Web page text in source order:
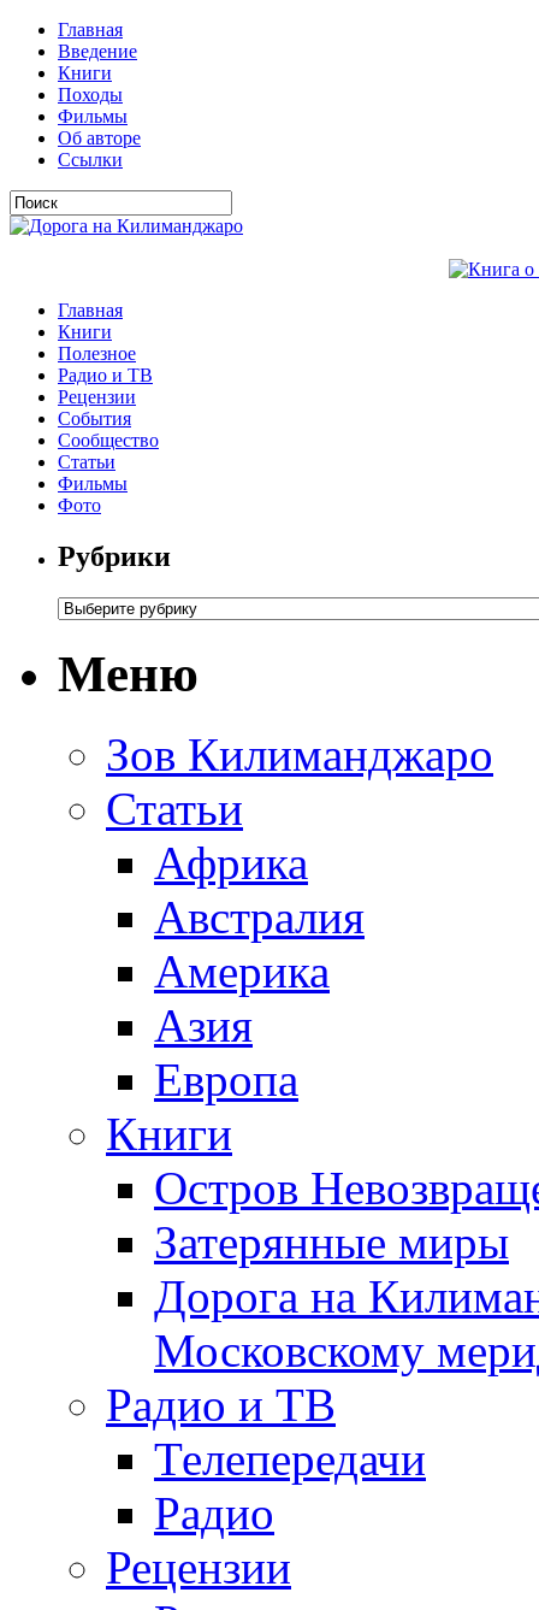
Главная
Введение
Книги
Походы
Фильмы
Об авторе
Ссылки
Главная
Книги
Полезное
Радио и ТВ
Рецензии
События
Сообщество
Статьи
Фильмы
Фото
Рубрики
Меню
Зов Килиманджаро
Статьи
Африка
Австралия
Америка
Азия
Европа
Книги
Остров
Затерянные миры
Дорога на
Московскому
Радио и ТВ
Телепередачи
Радио
Рецензии